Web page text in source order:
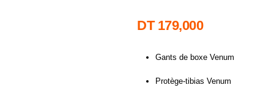
DT179,000
Gants de boxe Venum
Protège-tibias Venum